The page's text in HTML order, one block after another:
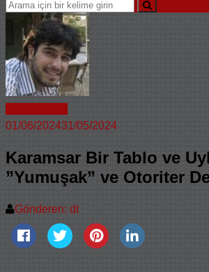
01/06/202431/05/2024
Karamsar Bir Tablo ve
”Yumuşak” ve Otoriter
Gönderen: dt